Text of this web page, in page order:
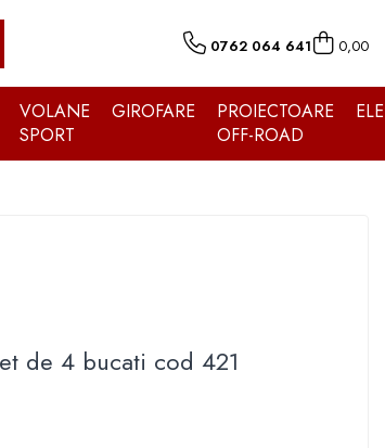
0762 064 641 0,00
VOLANE
SPORT
GIROFARE
PROIECTOARE
OFF-ROAD
de 4 bucati cod 421